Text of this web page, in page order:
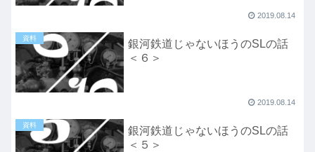
2019.08.14
資料
銀河鉄道じゃないほうのSLの話
＜６＞
2019.08.14
資料
銀河鉄道じゃないほうのSLの話
＜５＞